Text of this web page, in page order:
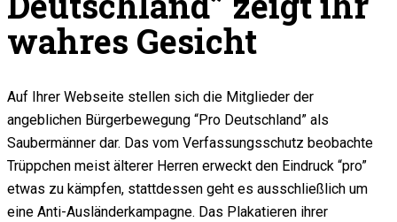
wahres Gesicht
Auf Ihrer Webseite stellen sich die Mitglieder der
angeblichen Bürgerbewegung “Pro Deutschland” als
Saubermänner dar. Das vom Verfassungsschutz beobachte
Trüppchen meist älterer Herren erweckt den Eindruck “pro”
etwas zu kämpfen, stattdessen geht es ausschließlich um
eine Anti-Ausländerkampagne. Das Plakatieren ihrer